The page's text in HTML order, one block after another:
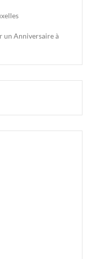
un Anniversaire à